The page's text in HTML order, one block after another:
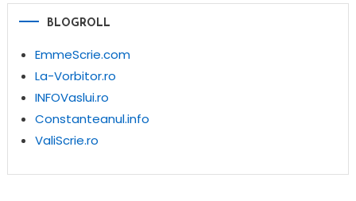
BLOGROLL
EmmeScrie.com
La-Vorbitor.ro
INFOVaslui.ro
Constanteanul.info
ValiScrie.ro